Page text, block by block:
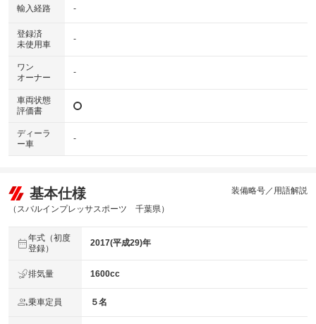
輸入経路 -
登録済
未使用車
-
ワン
オーナー
-
車両状態
評価書
ディーラ
ー車
-
基本仕様
（スバルインプレッサスポーツ 千葉県）
装備略号／用語解説
年式（初度
登録）
2017(平成29)年
排気量 1600cc
乗車定員 ５名